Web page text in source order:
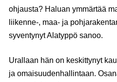
ohjausta? Haluan ymmärtää
liikenne-, maa- ja
syventynyt Alatyppö sanoo.
Urallaan hän on keskittynyt
ja omaisuudenhallintaan.